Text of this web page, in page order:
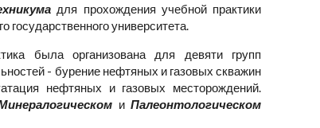
для прохождения учебной практики
государственного университета.
была организована для девяти групп
- бурение нефтяных и газовых скважин
нефтяных и газовых месторождений.
иПалеонтологическом